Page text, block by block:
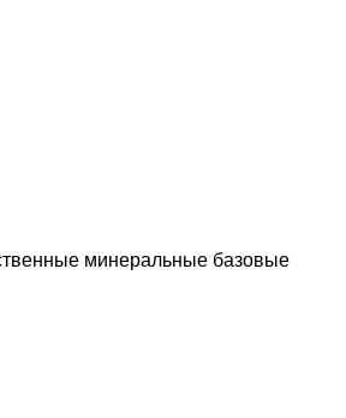
минеральные базовые